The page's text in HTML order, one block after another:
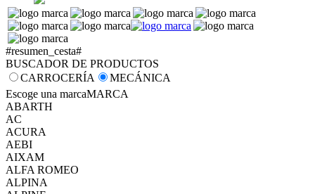
#resumen_cesta#
BUSCADOR DE PRODUCTOS
CARROCERÍA
MECÁNICA
Escoge una marcaMARCA
ABARTH
AC
ACURA
AEBI
AIXAM
ALFA ROMEO
ALPINA